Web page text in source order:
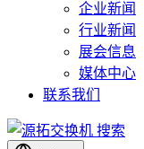
企业新闻
行业新闻
展会信息
媒体中心
联系我们
搜索